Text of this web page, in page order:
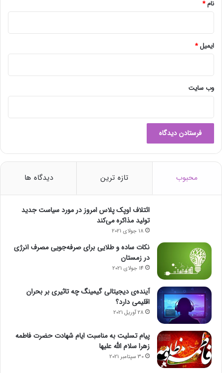
ه
ب
ت
ن
ش
ب
ی
ا
ت
و
نام*
ایمیل*
وب‌ سایت
محبوب تازه ترین دیدگاه ها
ائتلاف اوپک پلاس امروز در مورد سیاست جدید
تولید مذاکره می‌کند
18 جولای 2021
نکات ساده و طلایی برای صرفه‌جویی مصرف انرژی
در زمستان
14 جولای 2021
آینده‌ی دیجیتالی گیمینگ چه تاثیری بر بحران
اقلیمی دارد؟
28 آوریل 2021
پیام تسلیت به مناسبت ایام شهادت حضرت فاطمه
زهرا سلام الله علیها
30 سپتامبر 2021